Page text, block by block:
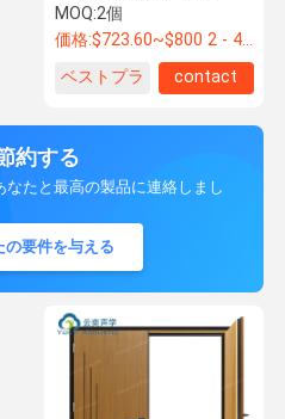
MOQ:2個
価格:$723.60~$800 2 - 49 pieces, $638.80 50~$720 99 pieces , 100 - 199 pieces $621.7
ベストプラ
contact
約する
なたと最高の製品に連絡しまし
の要件を与える